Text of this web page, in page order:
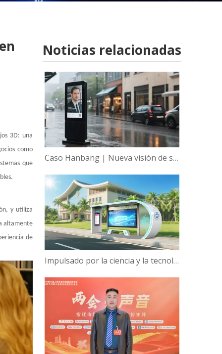
3D: una
como
que
y utiliza
altamente
de
Noticias relacionadas
Caso Hanbang | Nueva visión de sabiduría, empoderamiento global de la tecnología de visualización inteligente de Hanbang
Impulsado por la ciencia y la tecnología, Campus Verde | ¡Hanbang Intelligence trabaja con la Universidad de Hainan para construir una nueva ecología de viajes inteligentes!